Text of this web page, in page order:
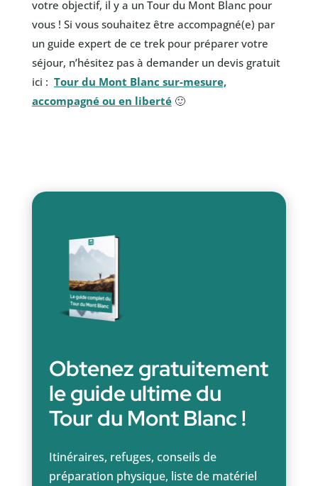
votre objectif, il y a un Tour du Mont Blanc pour
vous ! Si vous souhaitez être accompagné(e) par
un guide expert de ce trek pour préparer votre
séjour, n’hésitez pas à demander un devis gratuit
ici : Tour du Mont Blanc sur-mesure,
accompagné ou en liberté🙂
Obtenez gratuitement
le guide ultime du
Tour du Mont Blanc !
Itinéraires, refuges, conseils de
préparation physique, liste de matériel